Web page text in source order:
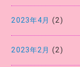
2023年4月 (2)
2023年2月 (2)